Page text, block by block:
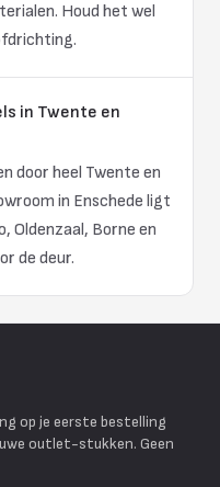
Houd het wel
in Twente en
door heel Twente en
in Enschede ligt
Oldenzaal, Borne en
de deur.
op je eerste bestelling
outlet-stukken. Geen